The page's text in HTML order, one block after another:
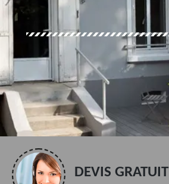
DEVIS GRATUIT